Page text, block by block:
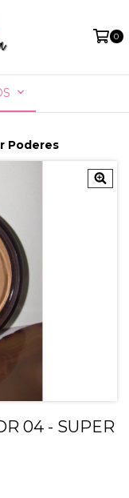
0
Poderes
04 - SUPER